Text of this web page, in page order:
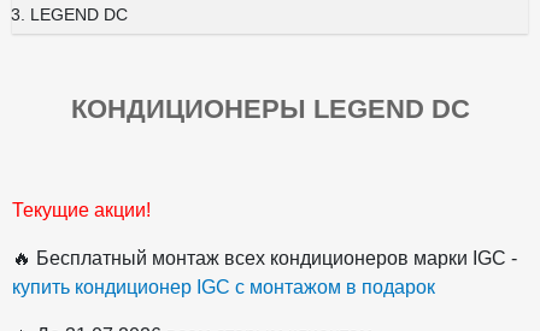
LEGEND DC
КОНДИЦИОНЕРЫ LEGEND DC
Текущие акции!
🔥 Бесплатный монтаж всех кондиционеров марки IGC -
купить кондиционер IGC с монтажом в подарок